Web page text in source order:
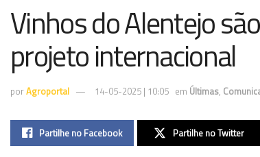
Vinhos do Alentejo
projeto internacional
porAgroportal 14-05-2025 | 10:05 em Últimas,
Partilhe no Facebook Partilhe no Twitter